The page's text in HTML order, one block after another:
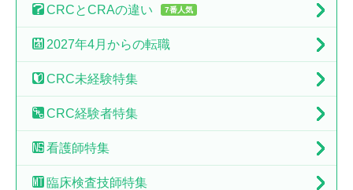
CRCとCRAの違い 7番人気
2027年4月からの転職
CRC未経験特集
CRC経験者特集
看護師特集
臨床検査技師特集